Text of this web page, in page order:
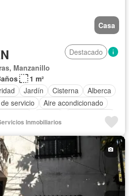
Casa
Destacado
Manzanillo
1 m²
Jardín Cisterna
Alberca
servicio
Aire acondicionado
Zonas verdes
de vigilancia Sin amueblar
Inmobiliarios